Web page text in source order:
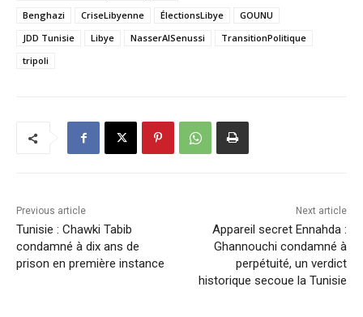
Benghazi
CriseLibyenne ÉlectionsLibye
GOUNU
JDD Tunisie
Libye NasserAlSenussi
TransitionPolitique
tripoli
Previous article
Tunisie : Chawki Tabib
condamné à dix ans de
prison en première instance
Next article
Appareil secret Ennahda :
Ghannouchi condamné à
perpétuité, un verdict
historique secoue la Tunisie